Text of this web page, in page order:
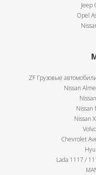
Jeep
Opel
ZF Грузовые
Nissan
Nissan
Nissan
Chevrolet
Lada 1117 /